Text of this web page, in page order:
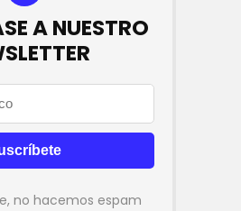
A NUESTRO
no hacemos espam